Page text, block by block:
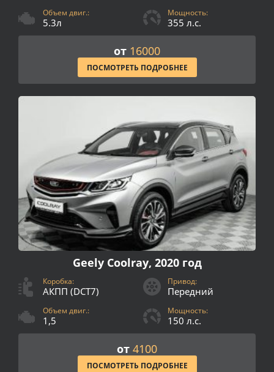
Объем двиг.:
5.3л
Мощность:
355 л.с.
от 16000
ПОСМОТРЕТЬ ПОДРОБНЕЕ
Geely Coolray, 2020 год
Коробка:
АКПП (DCT7)
Привод:
Передний
Объем двиг.:
1,5
Мощность:
150 л.с.
от 4100
ПОСМОТРЕТЬ ПОДРОБНЕЕ